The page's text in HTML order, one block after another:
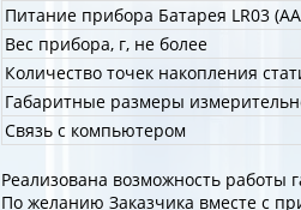
Питание прибора Батарея LR03
Вес прибора, г, не более
Количество точек накопления
Габаритные размеры
Связь с компьютером
Реализована возможность работы
По желанию Заказчика вместе с